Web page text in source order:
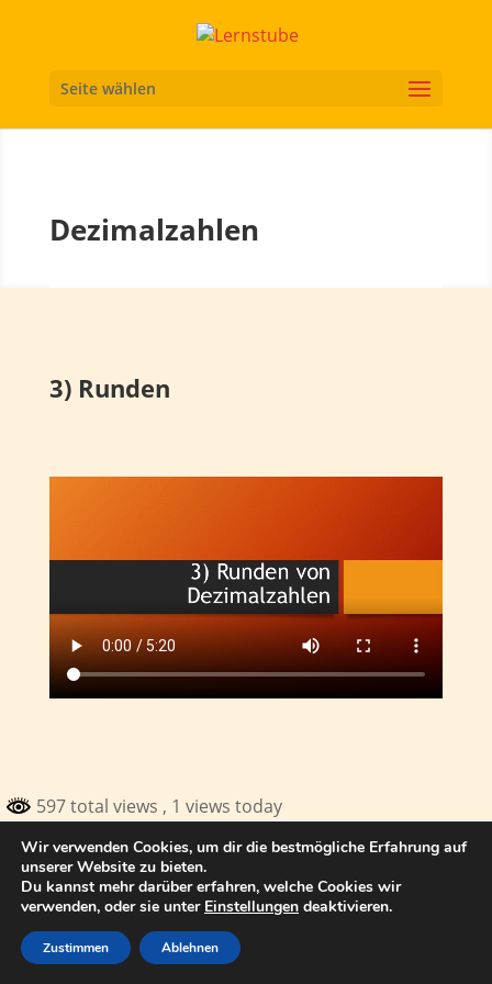
Seite wählen
Dezimalzahlen
3) Runden
597 total views , 1 views today
© 2017 Thomas Kuhn Satteldorf
Wir verwenden Cookies, um dir die bestmögliche Erfahrung auf
unserer Website zu bieten.
Du kannst mehr darüber erfahren, welche Cookies wir
verwenden, oder sie unter Einstellungen deaktivieren.
Zustimmen Ablehnen